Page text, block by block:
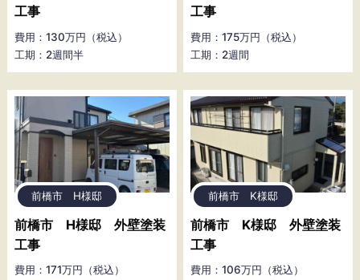
工事
費用：130万円（税込）
工期：2週間半
工事
費用：175万円（税込）
工期：2週間
前橋市 H様邸
前橋市 H様邸 外壁塗装
工事
費用：171万円（税込）
前橋市 K様邸
前橋市 K様邸 外壁塗装
工事
費用：106万円（税込）